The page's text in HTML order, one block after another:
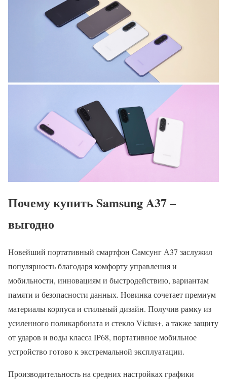
Почему купить Samsung A37 –
выгодно
Новейший портативный смартфон Самсунг А37 заслужил
популярность благодаря комфорту управления и
мобильности, инновациям и быстродействию, вариантам
памяти и безопасности данных. Новинка сочетает премиум
материалы корпуса и стильный дизайн. Получив рамку из
усиленного поликарбоната и стекло Victus+, а также защиту
от ударов и воды класса IP68, портативное мобильное
устройство готово к экстремальной эксплуатации.
Производительность на средних настройках графики